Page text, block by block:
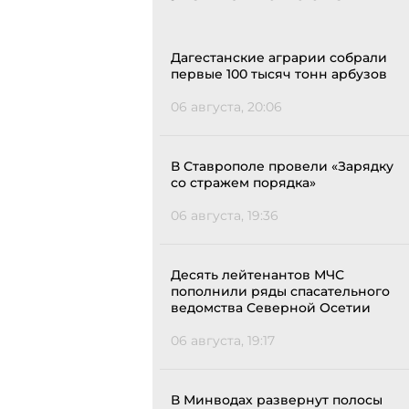
Дагестанские аграрии собрали
первые 100 тысяч тонн арбузов
06 августа, 20:06
В Ставрополе провели «Зарядку
со стражем порядка»
06 августа, 19:36
Десять лейтенантов МЧС
пополнили ряды спасательного
ведомства Северной Осетии
06 августа, 19:17
В Минводах развернут полосы